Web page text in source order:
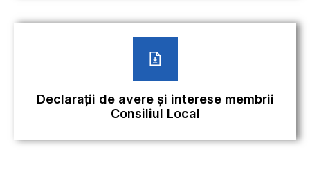
Declarații de avere și interese membrii
Consiliul Local